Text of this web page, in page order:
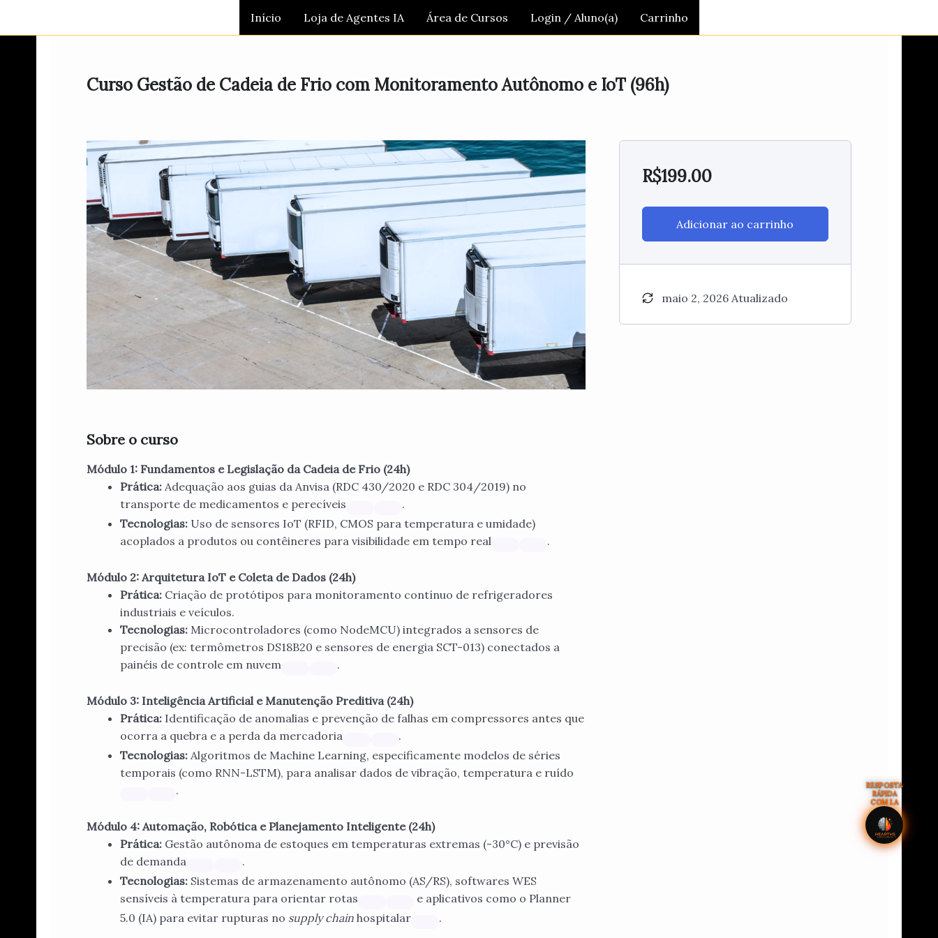
RESPOSTA
RÁPIDA
COM I.A
Início Loja de Agentes IA Área de Cursos Login / Aluno(a) Carrinho
Curso Gestão de Cadeia de Frio com Monitoramento Autônomo e IoT (96h)
Sobre o curso
Módulo 1: Fundamentos e Legislação da Cadeia de Frio (24h)
Prática: Adequação aos guias da Anvisa (RDC 430/2020 e RDC 304/2019) no
transporte de medicamentos e perecíveis
.
Tecnologias: Uso de sensores IoT (RFID, CMOS para temperatura e umidade)
acoplados a produtos ou contêineres para visibilidade em tempo real
.
Módulo 2: Arquitetura IoT e Coleta de Dados (24h)
Prática: Criação de protótipos para monitoramento contínuo de refrigeradores
industriais e veículos.
Tecnologias: Microcontroladores (como NodeMCU) integrados a sensores de
precisão (ex: termômetros DS18B20 e sensores de energia SCT-013) conectados a
painéis de controle em nuvem
.
Módulo 3: Inteligência Artificial e Manutenção Preditiva (24h)
Prática: Identificação de anomalias e prevenção de falhas em compressores antes que
ocorra a quebra e a perda da mercadoria
.
Tecnologias: Algoritmos de Machine Learning, especificamente modelos de séries
temporais (como RNN-LSTM), para analisar dados de vibração, temperatura e ruído
.
Módulo 4: Automação, Robótica e Planejamento Inteligente (24h)
Prática: Gestão autônoma de estoques em temperaturas extremas (-30°C) e previsão
de demanda
.
Tecnologias: Sistemas de armazenamento autônomo (AS/RS), softwares WES
sensíveis à temperatura para orientar rotas
e aplicativos como o Planner
5.0 (IA) para evitar rupturas no supply chain hospitalar .
R$199.00
Adicionar ao carrinho
maio 2, 2026 Atualizado